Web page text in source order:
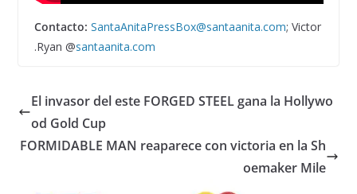
Contacto: SantaAnitaPressBox@santaanita.com; Victor
.Ryan @santaanita.com
El invasor del este FORGED STEEL gana la Hollywo
od Gold Cup
FORMIDABLE MAN reaparece con victoria en la Sh
oemaker Mile